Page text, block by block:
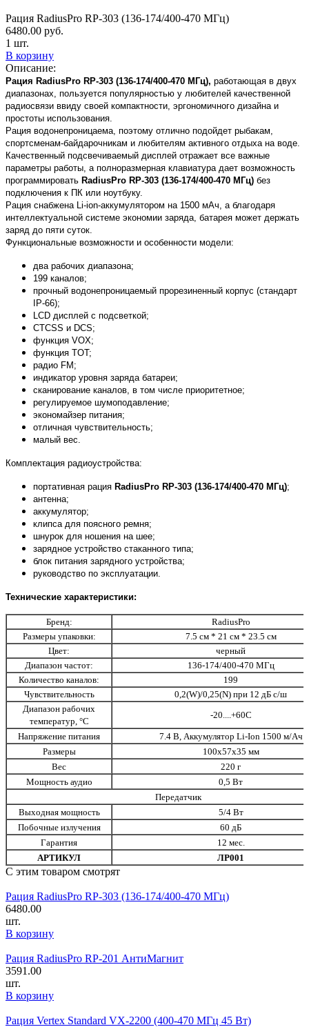
Рация RadiusPro RP-303 (136-174/400-470 МГц)
6480.00 руб.
1 шт.
В корзину
Описание:
Рация RadiusPro RP-303 (136-174/400-470 МГц), работающая в двух
диапазонах, пользуется популярностью у любителей качественной
радиосвязи ввиду своей компактности, эргономичного дизайна и
простоты использования.
Рация водонепроницаема, поэтому отлично подойдет рыбакам,
спортсменам-байдарочникам и любителям активного отдыха на воде.
Качественный подсвечиваемый дисплей отражает все важные
параметры работы, а полноразмерная клавиатура дает возможность
программировать RadiusPro RP-303 (136-174/400-470 МГц) без
подключения к ПК или ноутбуку.
Рация снабжена Li-ion-аккумулятором на 1500 мАч, а благодаря
интеллектуальной системе экономии заряда, батарея может держать
заряд до пяти суток.
Функциональные возможности и особенности модели:
два рабочих диапазона;
199 каналов;
прочный водонепроницаемый прорезиненный корпус (стандарт
IP-66);
LCD дисплей с подсветкой;
CTCSS и DCS;
функция VOX;
функция TOT;
радио FM;
индикатор уровня заряда батареи;
сканирование каналов, в том числе приоритетное;
регулируемое шумоподавление;
экономайзер питания;
отличная чувствительность;
малый вес.
Комплектация радиоустройства:
портативная рация RadiusPro RP-303 (136-174/400-470 МГц);
антенна;
аккумулятор;
клипса для поясного ремня;
шнурок для ношения на шее;
зарядное устройство стаканного типа;
блок питания зарядного устройства;
руководство по эксплуатации.
Технические характеристики:
Бренд:
RadiusPro
Размеры упаковки:
7.5 см * 21 см * 23.5 см
Цвет:
черный
Диапазон частот:
136-174/400-470 МГц
Количество каналов:
199
Чувствительность
0,2(W)/0,25(N) при 12 дБ с/ш
Диапазон рабочих
температур, °С
-20....+60С
Напряжение питания
7.4 В, Аккумулятор Li-Ion 1500 м/Ач
Размеры
100х57х35 мм
Вес
220 г
Мощность аудио
0,5 Вт
Передатчик
Выходная мощность
5/4 Вт
Побочные излучения
60 дБ
Гарантия
12 мес.
АРТИКУЛ
ЛР001
С этим товаром смотрят
Рация RadiusPro RP-303 (136-174/400-470 МГц)
6480.00
шт.
В корзину
Рация RadiusPro RP-201 АнтиМагнит
3591.00
шт.
В корзину
Рация Vertex Standard VX-2200 (400-470 МГц 45 Вт)